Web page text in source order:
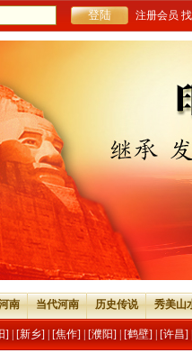
注册会员
南 当代河南 历史传说 秀美山
] [新乡] [焦作] [濮阳] [鹤壁] [许昌]